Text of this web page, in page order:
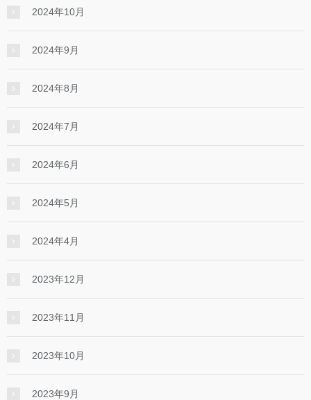
2024年10月
2024年9月
2024年8月
2024年7月
2024年6月
2024年5月
2024年4月
2023年12月
2023年11月
2023年10月
2023年9月